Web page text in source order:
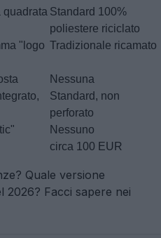
quadrata Standard 100%
poliestere riciclato
"logo Tradizionale ricamato
Nessuna
Standard, non
perforato
Nessuno
circa 100 EUR
Quale versione
2026? Facci sapere nei